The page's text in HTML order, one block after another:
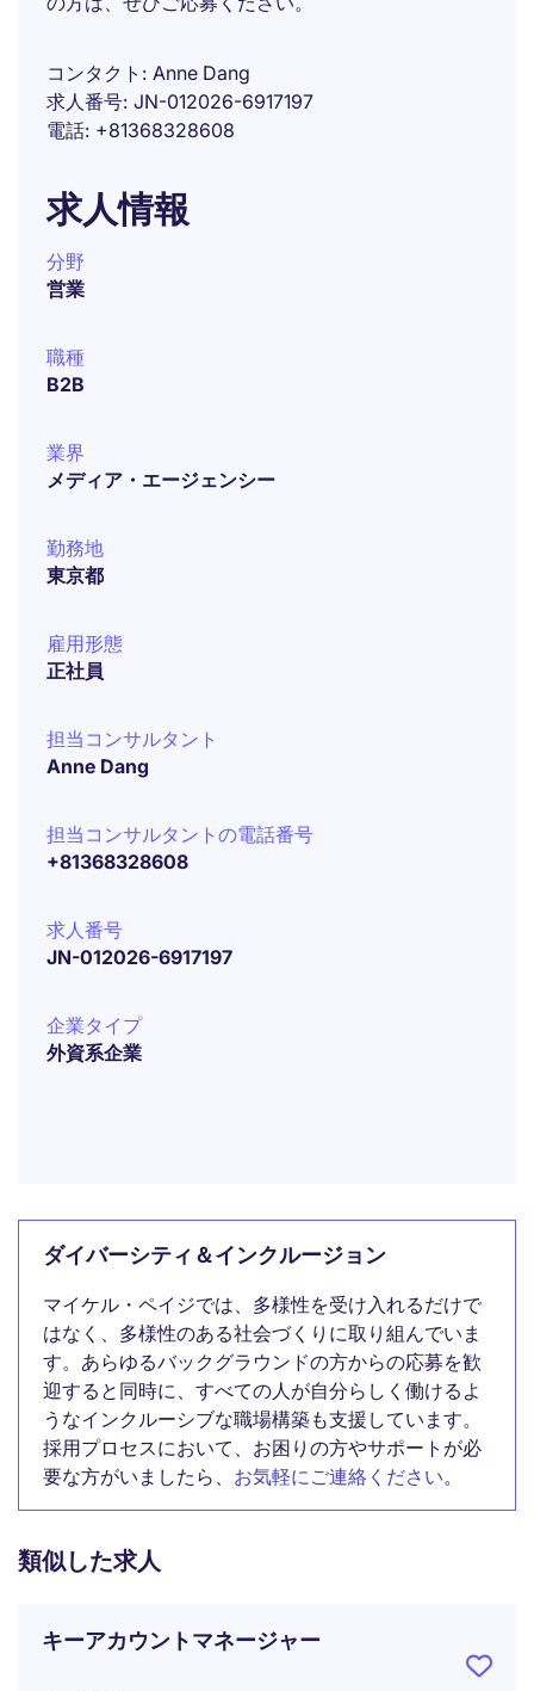
コンタクト
Anne Dang
求人番号 JN-012026-6917197
電話 +81368328608
求人情報
分野
営業
職種
B2B
業界
メディア・エージェンシー
勤務地
東京都
雇用形態
正社員
担当コンサルタント
Anne Dang
担当コンサルタントの電話番号
+81368328608
求人番号
JN-012026-6917197
企業タイプ
外資系企業
ダイバーシティ＆インクルージョン
マイケル・ペイジでは、多様性を受け入れるだけで
はなく、多様性のある社会づくりに取り組んでいま
す。あらゆるバックグラウンドの方からの応募を歓
迎すると同時に、すべての人が自分らしく働けるよ
うなインクルーシブな職場構築も支援しています。
採用プロセスにおいて、お困りの方やサポートが必
要な方がいましたら、 お気軽にご連絡ください。
類似した求人
キーアカウントマネージャー